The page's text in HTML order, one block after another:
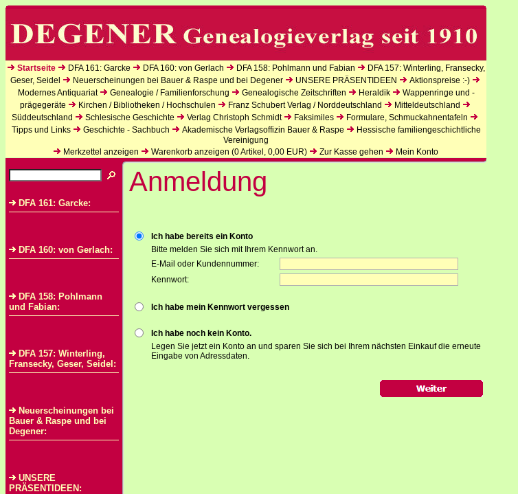
Startseite DFA 161: Garcke DFA 160: von Gerlach DFA 158: Pohlmann und Fabian
DFA 157: Winterling, Fransecky,
Geser, Seidel
Neuerscheinungen bei Bauer & Raspe und bei Degener UNSERE PRÄSENTIDEEN
Aktionspreise :-)
Modernes Antiquariat
Genealogie / Familienforschung Genealogische Zeitschriften Heraldik
Wappenringe und -
prägegeräte
Kirchen / Bibliotheken / Hochschulen Franz Schubert Verlag / Norddeutschland
Mitteldeutschland
Süddeutschland
Schlesische Geschichte Verlag Christoph Schmidt Faksimiles
Formulare, Schmuckahnentafeln
Tipps und Links
Geschichte - Sachbuch Akademische Verlagsoffizin Bauer & Raspe
Hessische familiengeschichtliche
Vereinigung
Merkzettel anzeigen
Warenkorb anzeigen (0Artikel, 0,00 EUR) Zur Kasse gehen Mein Konto
DFA 161: Garcke:
DFA 160: von Gerlach:
DFA 158: Pohlmann
und Fabian:
DFA 157: Winterling,
Fransecky, Geser, Seidel:
Neuerscheinungen bei
Bauer & Raspe und bei
Degener:
UNSERE
PRÄSENTIDEEN:
Anmeldung
Ich habe bereits ein Konto
Bitte melden Sie sich mit Ihrem Kennwort an.
E-Mail oder Kundennummer:
Kennwort:
Ich habe mein Kennwort vergessen
Ich habe noch kein Konto.
Legen Sie jetzt ein Konto an und sparen Sie sich bei Ihrem nächsten Einkauf die erneute
Eingabe von Adressdaten.